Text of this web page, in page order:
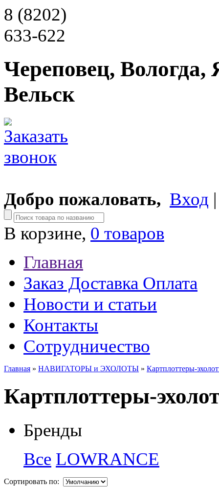
8 (8202)
633-622
Череповец, Вологда,
Вельск
Добро пожаловать, Вход
В корзине, 0 товаров
Главная
Заказ Доставка Оплата
Новости и статьи
Контакты
Сотрудничество
Главная » НАВИГАТОРЫ и ЭХОЛОТЫ » Картплоттеры-
Картплоттеры-
Бренды
Все LOWRANCE
Сортировать по: